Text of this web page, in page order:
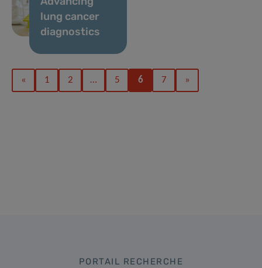
lung cancer
diagnostics
« 1 2 … 5 6 7 »
PORTAIL RECHERCHE